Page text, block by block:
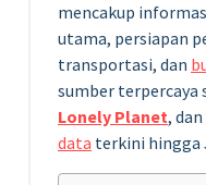
mencakup
utama, persiapan
transportasi, dan
sumber terpercaya
Lonely Planet, dan
data terkini hingga